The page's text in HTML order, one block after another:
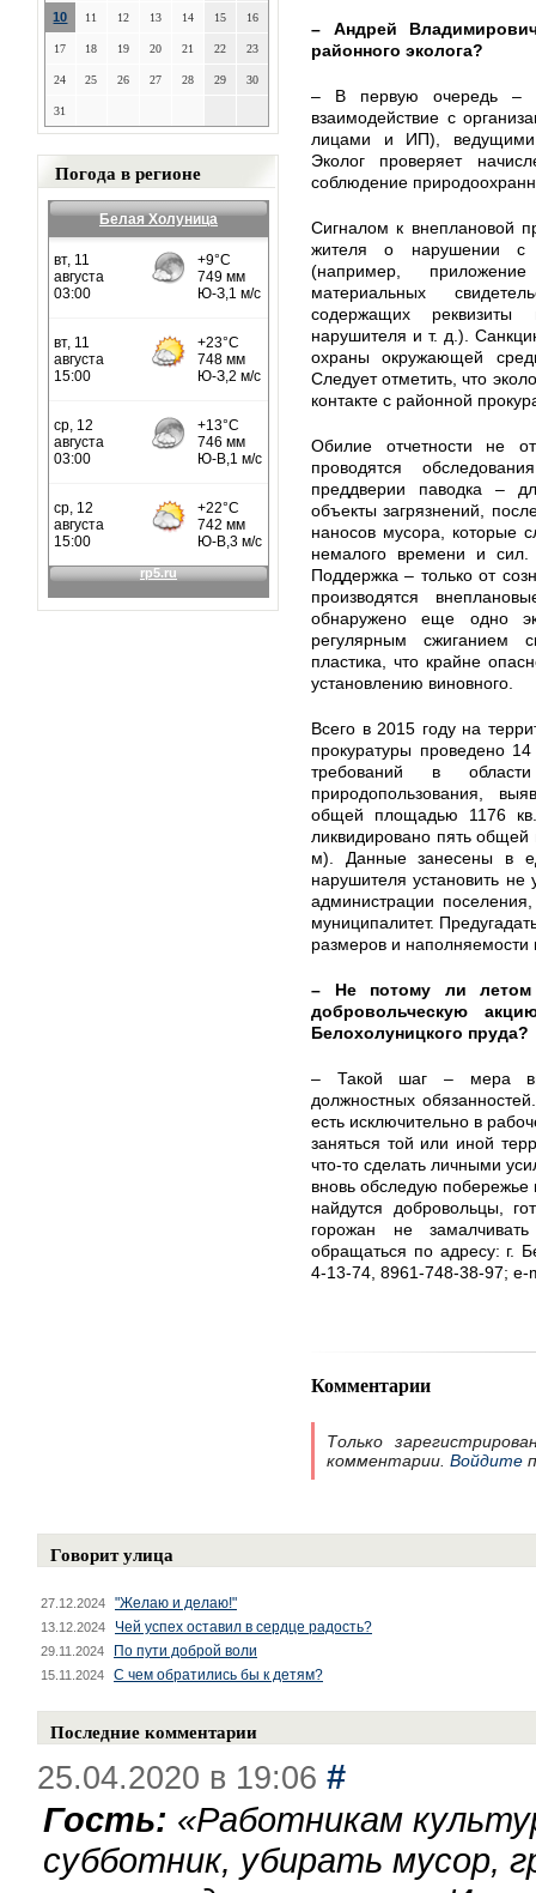
10 11 12 13 14 15 16
17 18 19 20 21 22 23
24 25 26 27 28 29 30
31
Погода в регионе
Белая Холуница
– Андрей
районного эколога?
– В первую очередь –
взаимодействие с
лицами и ИП), ведущими
Эколог проверяет
соблюдение
Сигналом к внеплановой
жителя о нарушении с
(например,
материальных
содержащих реквизиты
нарушителя и т. д.).
охраны окружающей
Следует отметить, что
контакте с районной
Обилие отчетности не
проводятся
преддверии паводка –
объекты загрязнений,
наносов мусора, которые
немалого времени и сил.
Поддержка – только от
производятся
обнаружено еще одно
регулярным сжиганием
пластика, что крайне
установлению виновного.
Всего в 2015 году на
прокуратуры проведено
требований в
природопользования,
общей площадью 1176
ликвидировано пять
м). Данные занесены в
нарушителя установить
администрации
муниципалитет.
размеров и
– Не потому ли летом
добровольческую
Белохолуницкого пруда?
– Такой шаг – мера
должностных
есть исключительно в
заняться той или иной
что-то сделать личными
вновь обследую побережье
найдутся добровольцы,
горожан не
обращаться по адресу: г.
4-13-74, 8961-748-38-97; е-
Комментарии
Только
комментарии. Войдите
Говорит улица
27.12.2024 "Желаю и делаю!"
13.12.2024 Чей успех оставил в сердце радость?
29.11.2024 По пути доброй воли
15.11.2024 С чем обратились бы к детям?
Последние комментарии
25.04.2020 в 19:06 #
Гость: «Работникам
субботник, убирать мусор,